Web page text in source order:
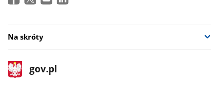
Na skróty
stopka
gov.pl
Strona
gov.pl